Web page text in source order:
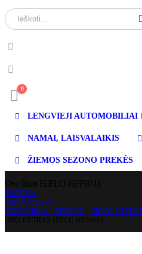
0
LENGVIEJI AUTOMOBILIAI
NAMAI, LAISVALAIKIS
ŽIEMOS SEZONO PREKĖS
PRADŽIA
PARDUOTUVĖ
MOTOCIKLAI, ATV/UTV
MOTO FILTRAI